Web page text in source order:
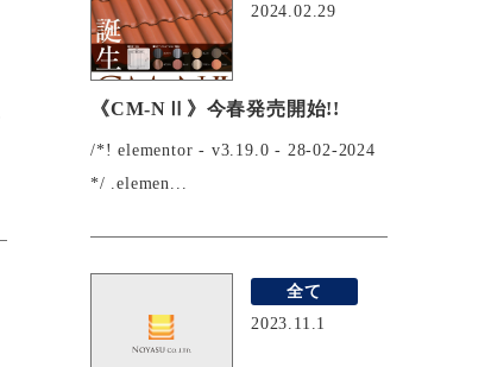
2024.02.29
《CM-NⅡ》今春発売開始!!
/*! elementor - v3.19.0 - 28-02-2024
*/ .elemen...
全て
2023.11.1